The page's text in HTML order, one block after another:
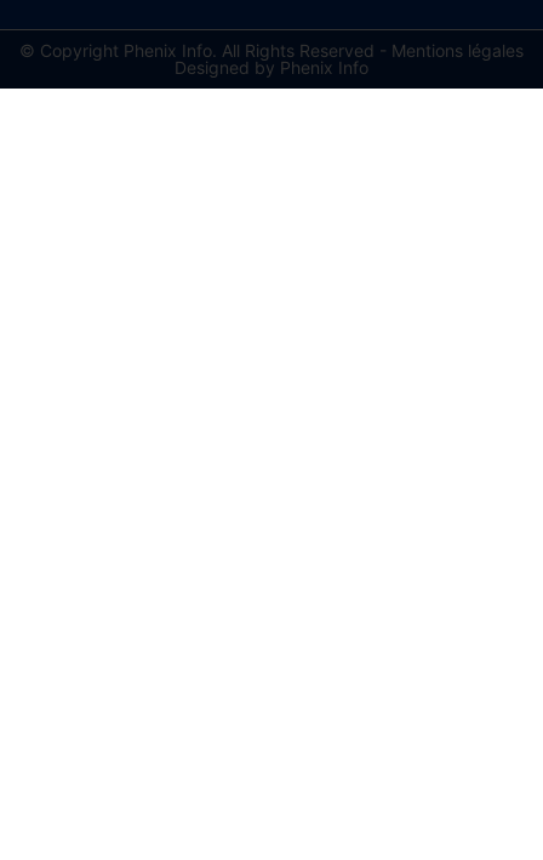
© Copyright Phenix Info. All Rights Reserved - Mentions légales
Designed by Phenix Info